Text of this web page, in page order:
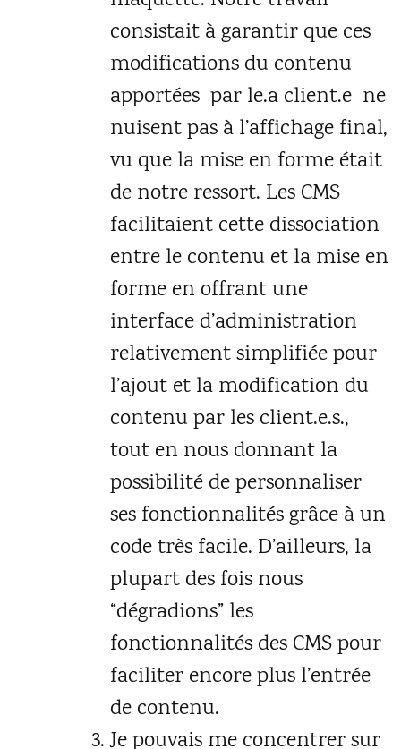
consistait à garantir que ces
modifications du contenu
apportées par le.a client.e ne
nuisent pas à l’affichage final,
vu que la mise en forme était
de notre ressort. Les CMS
facilitaient cette dissociation
entre le contenu et la mise en
forme en offrant une
interface d’administration
relativement simplifiée pour
l’ajout et la modification du
contenu par les client.e.s.,
tout en nous donnant la
possibilité de personnaliser
ses fonctionnalités grâce à un
code très facile. D’ailleurs, la
plupart des fois nous
“dégradions” les
fonctionnalités des CMS pour
faciliter encore plus l’entrée
de contenu.
Je pouvais me concentrer sur